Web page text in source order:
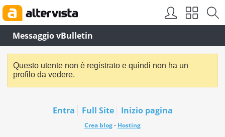
Messaggio vBulletin
Questo utente non è registrato e quindi non ha un
profilo da vedere.
Entra Full Site Inizio pagina
Crea blog- Hosting